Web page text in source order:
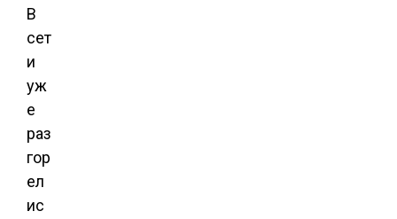
В
сет
и
уж
е
раз
гор
ел
ис